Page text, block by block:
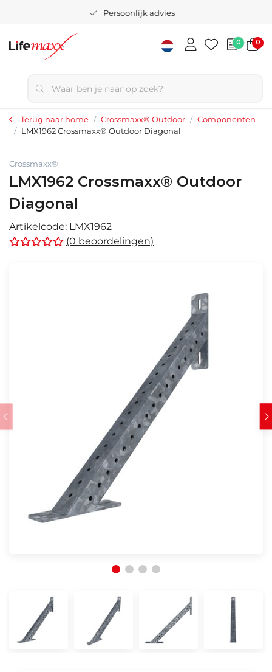
Persoonlijk advies
0 0
Terug naar home Crossmaxx® Outdoor
Componenten
LMX1962 Crossmaxx® Outdoor Diagonal
Crossmaxx®
LMX1962 Crossmaxx® Outdoor
Diagonal
Artikelcode: LMX1962
(0 beoordelingen)